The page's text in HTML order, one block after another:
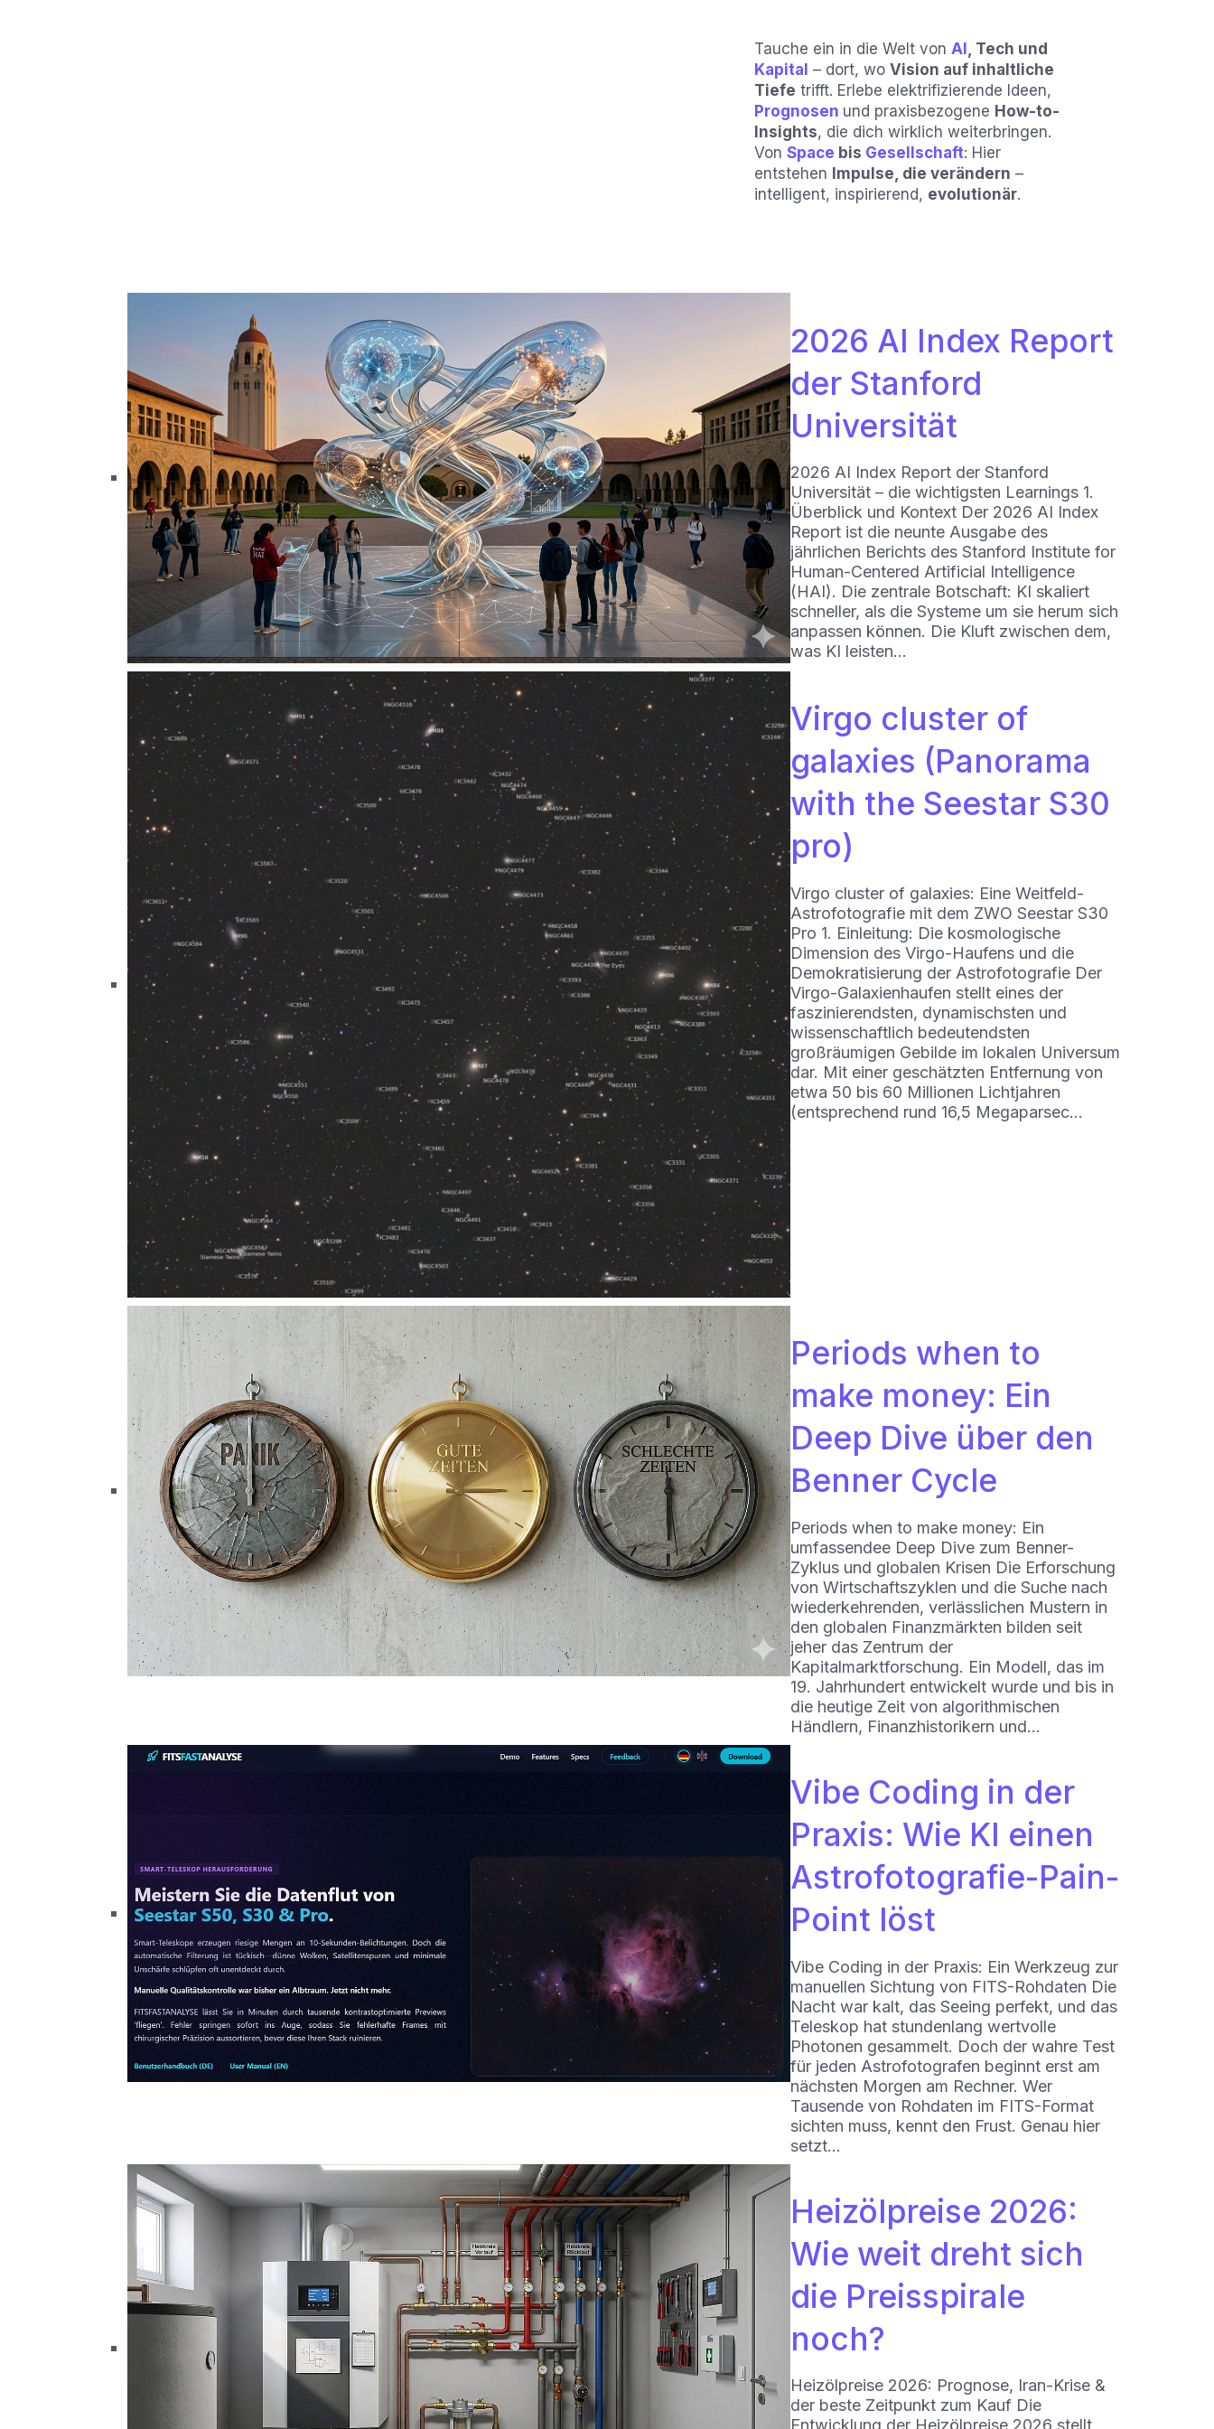
Tauche ein in die Welt von AI , Tech und
Kapital – dort, wo Vision auf inhaltliche
Tiefe trifft. Erlebe elektrifizierende Ideen,
Prognosen und praxisbezogene How-to-
Insights, die dich wirklich weiterbringen.
Von Space bis Gesellschaft: Hier
entstehen Impulse, die verändern –
intelligent, inspirierend, evolutionär.
2026 AI Index Report
der Stanford
Universität
2026 AI Index Report der Stanford
Universität – die wichtigsten Learnings 1.
Überblick und Kontext Der 2026 AI Index
Report ist die neunte Ausgabe des
jährlichen Berichts des Stanford Institute for
Human-Centered Artificial Intelligence
(HAI). Die zentrale Botschaft: KI skaliert
schneller, als die Systeme um sie herum sich
anpassen können. Die Kluft zwischen dem,
was KI leisten…
Virgo cluster of
galaxies (Panorama
with the Seestar S30
pro)
Virgo cluster of galaxies: Eine Weitfeld-
Astrofotografie mit dem ZWO Seestar S30
Pro 1. Einleitung: Die kosmologische
Dimension des Virgo-Haufens und die
Demokratisierung der Astrofotografie Der
Virgo-Galaxienhaufen stellt eines der
faszinierendsten, dynamischsten und
wissenschaftlich bedeutendsten
großräumigen Gebilde im lokalen Universum
dar. Mit einer geschätzten Entfernung von
etwa 50 bis 60 Millionen Lichtjahren
(entsprechend rund 16,5 Megaparsec…
Periods when to
make money: Ein
Deep Dive über den
Benner Cycle
Periods when to make money: Ein
umfassendee Deep Dive zum Benner-
Zyklus und globalen Krisen Die Erforschung
von Wirtschaftszyklen und die Suche nach
wiederkehrenden, verlässlichen Mustern in
den globalen Finanzmärkten bilden seit
jeher das Zentrum der
Kapitalmarktforschung. Ein Modell, das im
19. Jahrhundert entwickelt wurde und bis in
die heutige Zeit von algorithmischen
Händlern, Finanzhistorikern und…
Vibe Coding in der
Praxis: Wie KI einen
Astrofotografie-Pain-
Point löst
Vibe Coding in der Praxis: Ein Werkzeug zur
manuellen Sichtung von FITS-Rohdaten Die
Nacht war kalt, das Seeing perfekt, und das
Teleskop hat stundenlang wertvolle
Photonen gesammelt. Doch der wahre Test
für jeden Astrofotografen beginnt erst am
nächsten Morgen am Rechner. Wer
Tausende von Rohdaten im FITS-Format
sichten muss, kennt den Frust. Genau hier
setzt…
Heizölpreise 2026:
Wie weit dreht sich
die Preisspirale
noch?
Heizölpreise 2026: Prognose, Iran-Krise &
der beste Zeitpunkt zum Kauf Die